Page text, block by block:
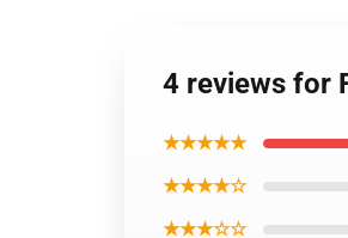
4 reviews for
★★★★★
★★★★☆
★★★☆☆